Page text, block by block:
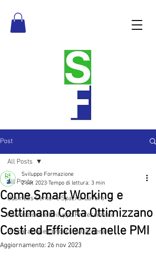
Post
All Posts
Business Center e Spazi di Lavoro
Formazione e Sviluppo Professionale
Preparazione Concorsi & Carriera
All Posts
Come Smart Working e
Settimana Corta Ottimizzano
Costi ed Efficienza nelle PMI
Sviluppo Formazione
2 set 2023 Tempo di lettura: 3 min
Aggiornamento: 26 nov 2023